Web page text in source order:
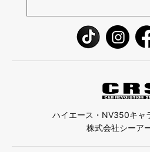
ハイエース・NV350キャ
株式会社シーア